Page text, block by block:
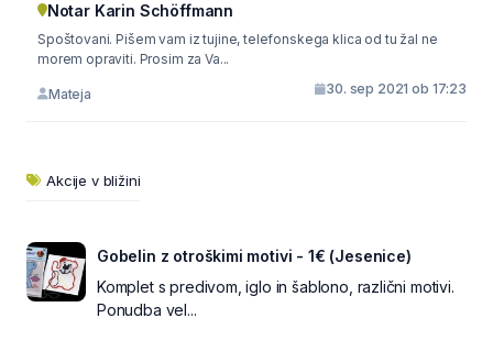
Notar Karin Schöffmann
Spoštovani. Pišem vam iz tujine, telefonskega klica od tu žal ne
morem opraviti. Prosim za Va...
Mateja 30. sep 2021 ob 17:23
Akcije v bližini
Gobelin z otroškimi motivi - 1€ (Jesenice)
Komplet s predivom, iglo in šablono, različni motivi.
Ponudba vel...